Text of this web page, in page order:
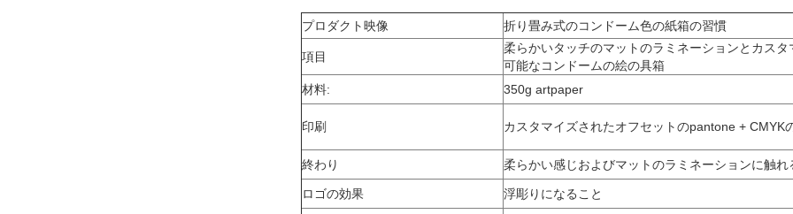
プロダクト映像 折り畳み式のコンドーム色の紙箱の習慣
項目
柔らかいタッチのマットのラミネーションとカスタ
可能なコンドームの絵の具箱
材料:
350g artpaper
印刷 カスタマイズされたオフセットのpantone + CMYK
終わり 柔らかい感じおよびマットのラミネーションに触れ
ロゴの効果
浮彫りになること